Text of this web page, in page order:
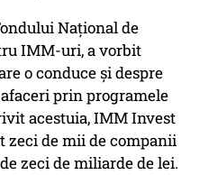
Naţional de
IMM-uri, a vorbit
o conduce și despre
prin programele
acestuia, IMM Invest
zeci de mii de companii
zeci de miliarde de lei.